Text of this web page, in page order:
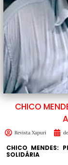
CHICO
Revista Xapuri
CHICO MENDES:
SOLIDÁRIA